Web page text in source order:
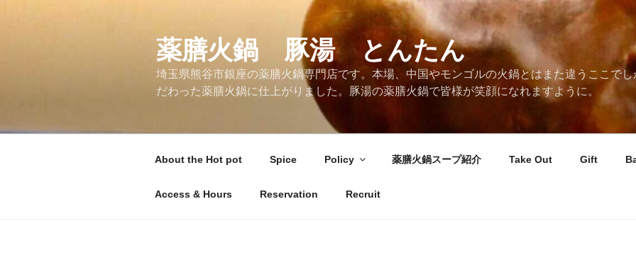
キ
薬膳火鍋 豚湯 とんたん
埼玉県熊谷市銀座の薬膳火鍋専門店です。本場、中国やモンゴルの火鍋とはまた違うここで
だわった薬膳火鍋に仕上がりました。豚湯の薬膳火鍋で皆様が笑顔になれますように。
About the Hot pot Spice Policy 薬膳火鍋スープ紹介 Take Out Gift
Access & Hours Reservation Recruit